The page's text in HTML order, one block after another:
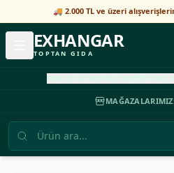
🚚 2.000 TL ve üzeri
EXHANGAR
TOPTAN GIDA
ANASAYFAHAKKIMIZDA